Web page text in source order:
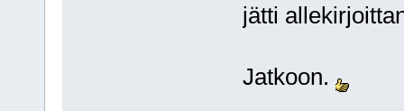
jätti
Jatkoon.